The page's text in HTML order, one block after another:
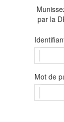
par la
Mot de